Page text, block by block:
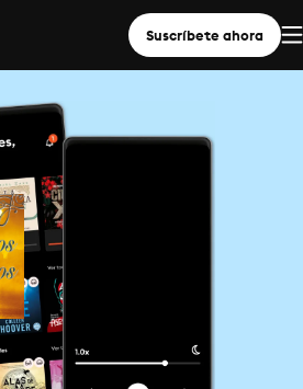
Suscríbete ahora